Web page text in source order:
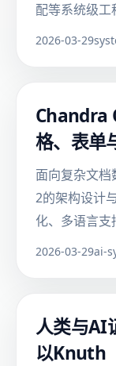
配等系统级工
2026-03-29
Chandra
格、表单
面向复杂文
2的架构设计
化、多语言支
2026-03-29ai-
人类与AI
以Knuth